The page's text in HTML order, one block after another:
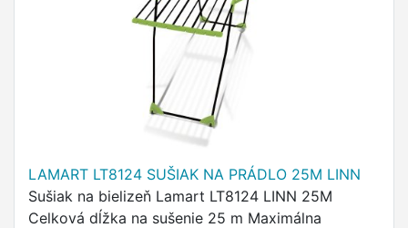
LAMART LT8124 SUŠIAK NA PRÁDLO 25M LINN
Sušiak na bielizeň Lamart LT8124 LINN 25M
Celková dĺžka na sušenie 25 m Maximálna